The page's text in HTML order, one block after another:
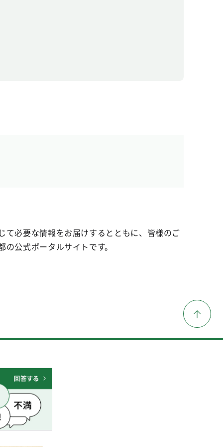
て必要な情報をお届けするとともに、皆様のご
公式ポータルサイトです。